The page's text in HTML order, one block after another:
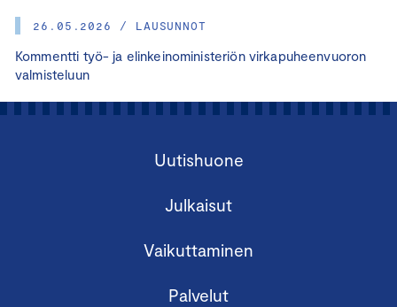
26.05.2026 / LAUSUNNOT
Kommentti työ- ja elinkeinoministeriön virkapuheenvuoron
valmisteluun
Uutishuone
Julkaisut
Vaikuttaminen
Palvelut